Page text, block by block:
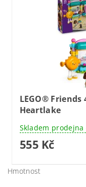
LEGO®
Heartlake
Skladem prodejna
555 Kč
Hmotnost